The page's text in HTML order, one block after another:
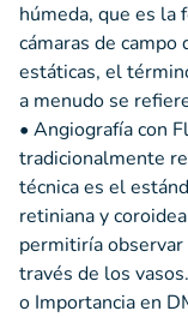
húmeda, que es la
cámaras de
estáticas, el
a menudo se
• Angiografía con
tradicionalmente
técnica es el
retiniana y
permitiría
través de los vasos.
o Importancia en